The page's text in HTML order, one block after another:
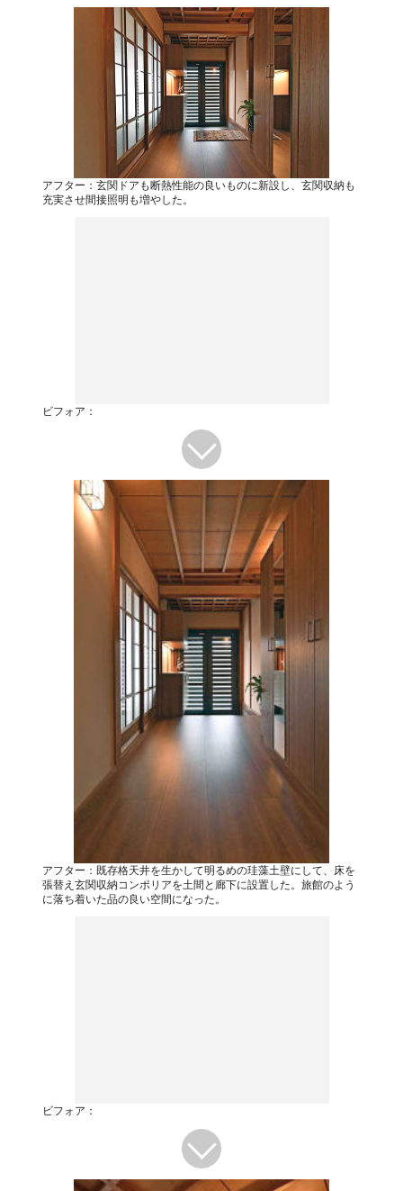
アフター：玄関ドアも断熱性能の良いものに新設し、玄関収納も
充実させ間接照明も増やした。
ビフォア：
アフター：既存格天井を生かして明るめの珪藻土壁にして、床を
張替え玄関収納コンポリアを土間と廊下に設置した。旅館のよう
に落ち着いた品の良い空間になった。
ビフォア：